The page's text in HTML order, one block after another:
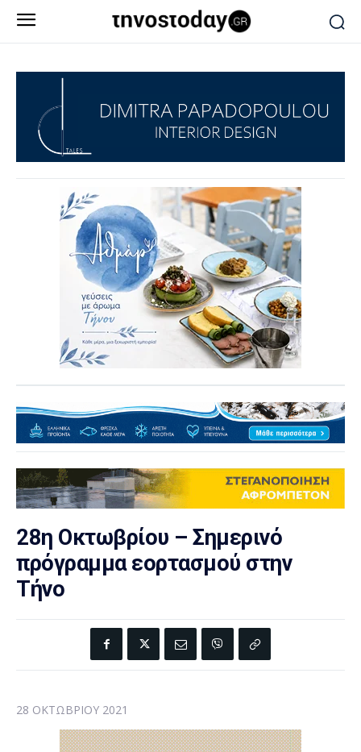
28η Οκτωβρίου – Σημερινό
πρόγραμμα εορτασμού στην
Τήνο
28 ΟΚΤΩΒΡΊΟΥ 2021